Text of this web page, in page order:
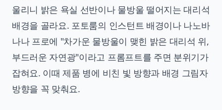
울리니 밝은 욕실 선반이나 물방울 떨어지는 대리석
배경을 골라요. 포토룸의 인스턴트 배경이나 나노바
나나 프로에 "차가운 물방울이 맺힌 밝은 대리석 위,
부드러운 자연광"이라고 프롬프트를 주면 분위기가
잡혀요. 이때 제품 병에 비친 빛 방향과 배경 그림자
방향을 꼭 맞춰요.